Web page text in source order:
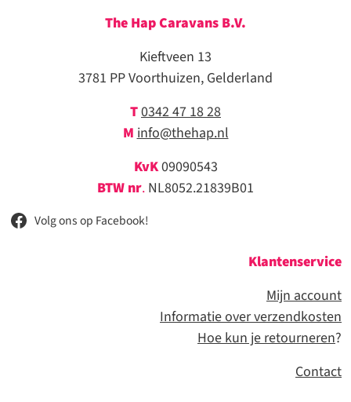
The Hap Caravans B.V.
Kieftveen 13
3781 PP Voorthuizen, Gelderland
T0342 47 18 28
M info@thehap.nl
KvK09090543
BTW nr. NL8052.21839B01
Volg ons op Facebook!
Klantenservice
Mijn account
Informatie over verzendkosten
Hoe kun je retourneren?
Contact